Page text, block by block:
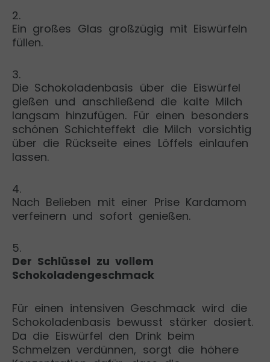
2.
Ein großes Glas großzügig mit Eiswürfeln
füllen.
3.
Die Schokoladenbasis über die Eiswürfel
gießen und anschließend die kalte Milch
langsam hinzufügen. Für einen besonders
schönen Schichteffekt die Milch vorsichtig
über die Rückseite eines Löffels einlaufen
lassen.
4.
Nach Belieben mit einer Prise Kardamom
verfeinern und sofort genießen.
5.
Der Schlüssel zu vollem
Schokoladengeschmack
Für einen intensiven Geschmack wird die
Schokoladenbasis bewusst stärker dosiert.
Da die Eiswürfel den Drink beim
Schmelzen verdünnen, sorgt die höhere